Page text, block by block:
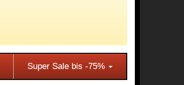
Super Sale bis -75%